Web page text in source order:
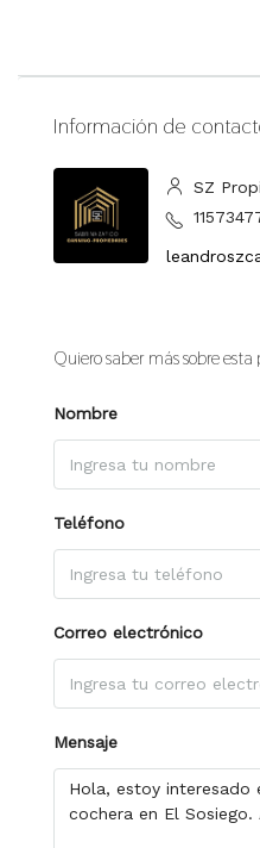
Información de
SZ
Quiero saber más sobre
Nombre
Teléfono
Correo electrónico
Mensaje